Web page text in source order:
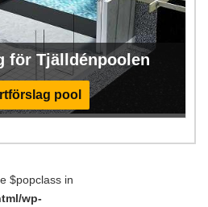
för Tjälldénpoolen
pool
$popclass in
wp-